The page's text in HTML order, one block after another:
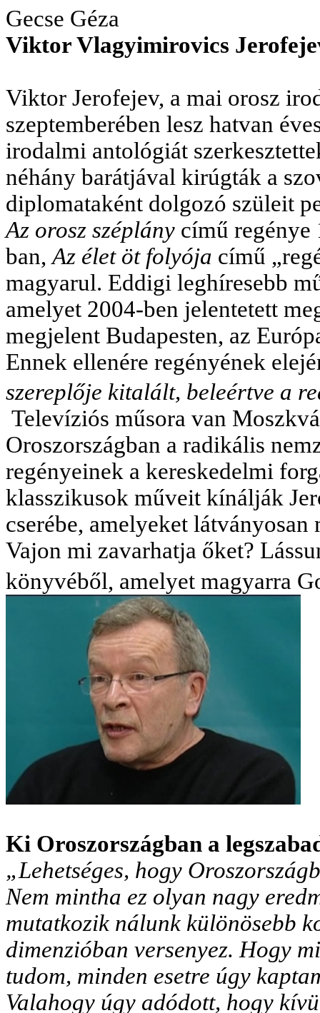
Gecse Géza
Viktor Vlagyimirovics
Viktor Jerofejev, a mai orosz
szeptemberében lesz hatvan
irodalmi antológiát
néhány barátjával kirúgták a
diplomataként dolgozó szüleit
Az orosz széplány című
ban,Az élet öt folyója című
magyarul. Eddigi leghíresebb
amelyet 2004-ben jelentetett
megjelent Budapesten, az
Ennek ellenére regényének
szereplője kitalált, beleértve a
Televíziós műsora van
Oroszországban a radikális
regényeinek a kereskedelmi
klasszikusok műveit kínálják
cserébe, amelyeket látványosan
Vajon mi zavarhatja őket?
könyvéből, amelyet magyarra
Ki Oroszországban a
„Lehetséges, hogy
Nem mintha ez olyan nagy
mutatkozik nálunk különösebb
dimenzióban versenyez. Hogy
tudom, minden esetre úgy
Valahogy úgy adódott, hogy